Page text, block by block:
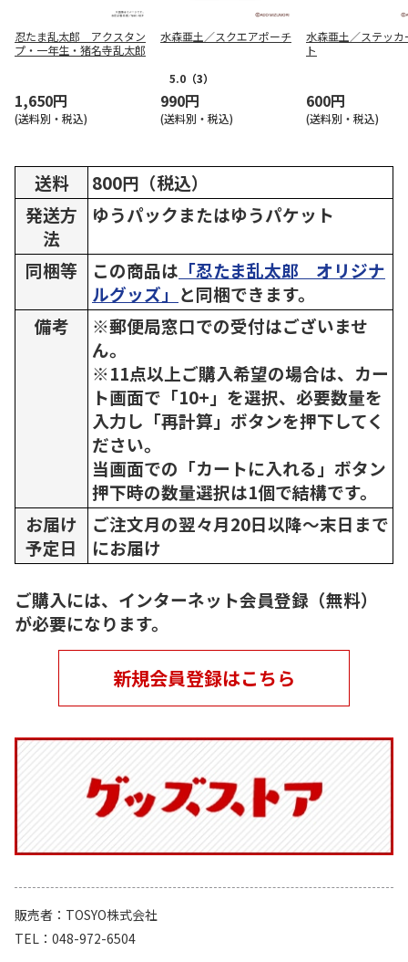
忍たま乱太郎 アクスタン
プ・一年生・猪名寺乱太郎
1,650円
(送料別・税込)
水森亜土／スクエアポーチ
5.0 （3）
990円
(送料別・税込)
水森亜土／ステッカ
ト
600円
(送料別・税込)
送料
800円（税込）
発送方
法
ゆうパックまたはゆうパケット
同梱等 この商品は 「忍たま乱太郎 オリジナ
ルグッズ」 と同梱できます。
備考
※郵便局窓口での受付はございませ
ん。
※11点以上ご購入希望の場合は、カー
ト画面で「10+」を選択、必要数量を
入力し「再計算」ボタンを押下してく
ださい。
当画面での「カートに入れる」ボタン
押下時の数量選択は1個で結構です。
お届け
予定日
ご注文月の翌々月20日以降～末日まで
にお届け
ご購入には、インターネット会員登録（無料）
が必要になります。
新規会員登録はこちら
販売者
TOSYO株式会社
TEL
048-972-6504